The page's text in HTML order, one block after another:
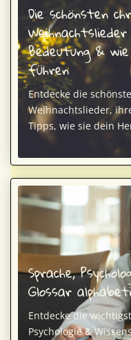
Die schönsten
Bedeutung &
führen
Entdecke die
Weihnachtslieder,
Tipps, wie sie dein
Sprache,
Glossar
Entdecke die
Psychologie &